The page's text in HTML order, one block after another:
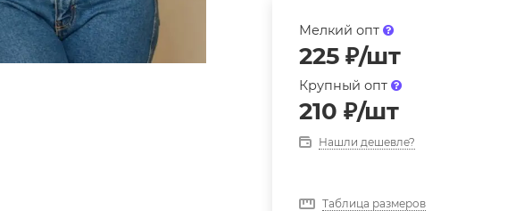
Мелкий опт
225 ₽/шт
Крупный опт
210 ₽/шт
Нашли дешевле?
Таблица размеров